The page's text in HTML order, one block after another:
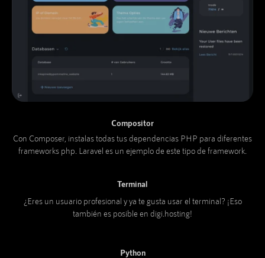
Compositor
Con Composer, instalas todas tus dependencias PHP para diferentes
frameworks php. Laravel es un ejemplo de este tipo de framework.
Terminal
¿Eres un usuario profesional y ya te gusta usar el terminal? ¡Eso
también es posible en digi.hosting!
Python